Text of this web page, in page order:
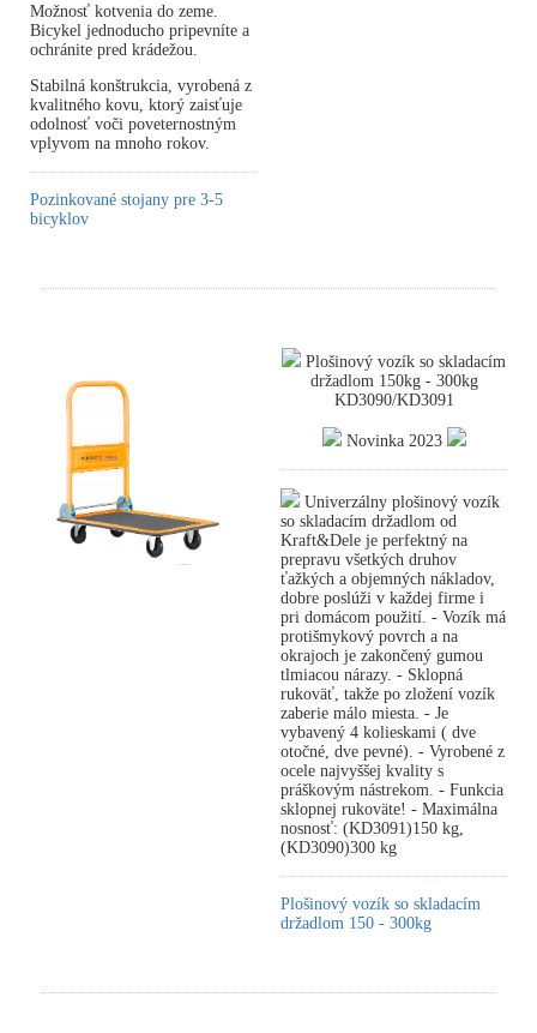
Možnosť kotvenia do zeme.
Bicykel jednoducho pripevníte a
ochránite pred krádežou.
Stabilná konštrukcia, vyrobená z
kvalitného kovu, ktorý zaisťuje
odolnosť voči poveternostným
vplyvom na mnoho rokov.
Pozinkované stojany pre 3-5
bicyklov
Plošinový vozík so skladacím
držadlom 150kg - 300kg
KD3090/KD3091
Novinka 2023
Univerzálny plošinový vozík
so skladacím držadlom od
Kraft&Dele je perfektný na
prepravu všetkých druhov
ťažkých a objemných nákladov,
dobre poslúži v každej firme i
pri domácom použití. - Vozík má
protišmykový povrch a na
okrajoch je zakončený gumou
tlmiacou nárazy. - Sklopná
rukoväť, takže po zložení vozík
zaberie málo miesta. - Je
vybavený 4 kolieskami ( dve
otočné, dve pevné). - Vyrobené z
ocele najvyššej kvality s
práškovým nástrekom. - Funkcia
sklopnej rukoväte! - Maximálna
nosnosť: (KD3091)150 kg,
(KD3090)300 kg
Plošinový vozík so skladacím
držadlom 150 - 300kg